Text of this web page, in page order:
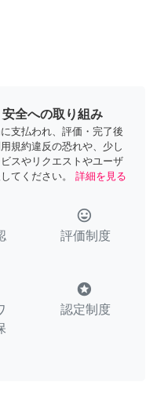
全への取り組み
支払われ、評価・完了後
規約違反の恐れや、少し
スやリクエストやユーザ
てください。
詳細を見る
tag_faces
評価制度
stars
認定制度